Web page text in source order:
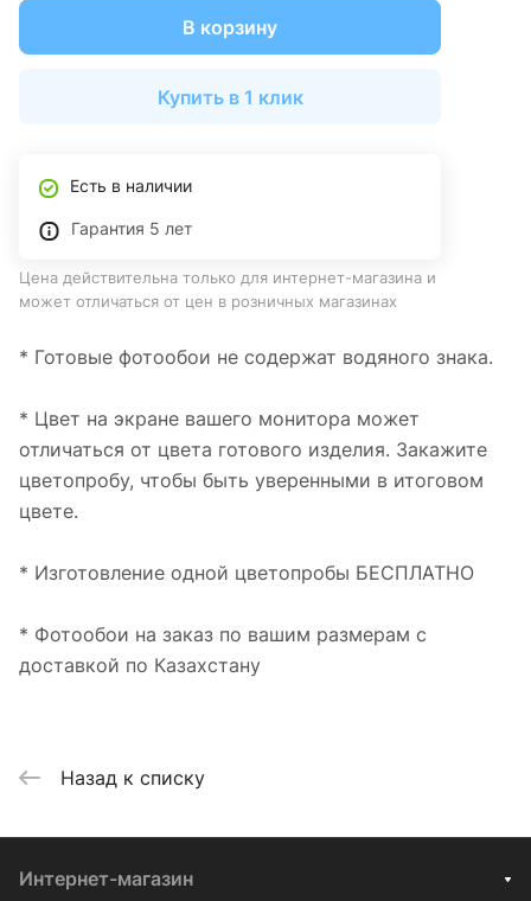
В корзину
Купить в 1 клик
Есть в наличии
Гарантия 5 лет
Цена действительна только для интернет-магазина и
может отличаться от цен в розничных магазинах
* Готовые фотообои не содержат водяного знака.
* Цвет на экране вашего монитора может
отличаться от цвета готового изделия. Закажите
цветопробу, чтобы быть уверенными в итоговом
цвете.
* Изготовление одной цветопробы БЕСПЛАТНО
* Фотообои на заказ по вашим размерам с
доставкой по Казахстану
Назад к списку
Интернет-магазин